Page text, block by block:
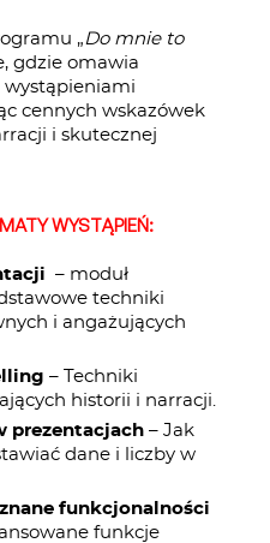
„Do mnie to
gdzie omawia
wystąpieniami
cennych wskazówek
i skutecznej
WYSTĄPIEŃ:
– moduł
techniki
i angażujących
– Techniki
historii i narracji.
prezentacjach – Jak
dane i liczby w
funkcjonalności
funkcje